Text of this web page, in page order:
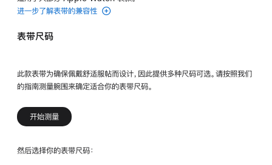
进一步了解表带的兼容性
表带尺码
此款表带为确保佩戴舒适服帖而设计，因此提供多种尺码可选。请按照我们
的指南测量腕围来确定适合你的表带尺码。
开始测量
然后选择你的表带尺码：